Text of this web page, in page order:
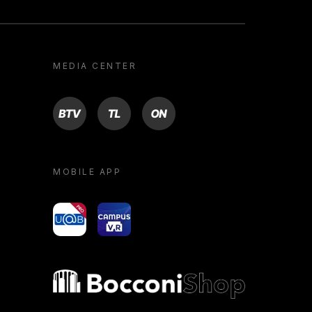
MEDIA CENTER
BTV TL ON
MOBILE APP
yoU@B Campus VR
Bocconi shop